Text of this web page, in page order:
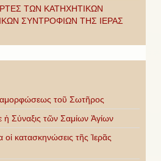
ΤΩΝ ΚΑΤΗΧΗΤΙΚΩΝ
ΣΥΝΤΡΟΦΙΩΝ ΤΗΣ ΙΕΡΑΣ
τοῦ Σωτῆρος
Σύναξις τῶν Σαμίων Ἁγίων
κατασκηνώσεις τῆς Ἱερᾶς